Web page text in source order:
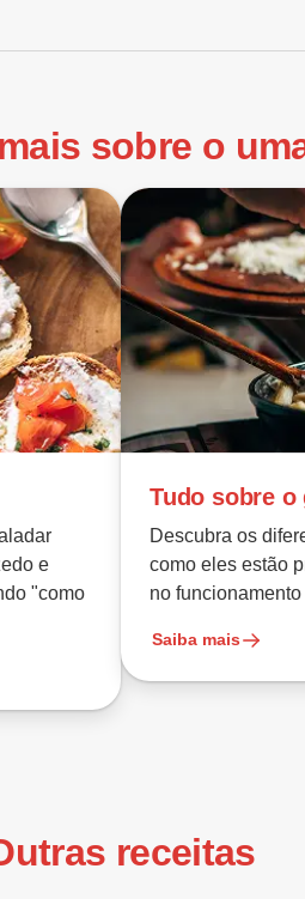
sobre o
e
"como
Tudo sobre
Descubra os
como eles estão
no
Saiba mais
receitas